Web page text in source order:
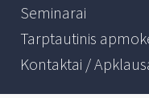
Seminarai
Tarptautinis
Kontaktai /